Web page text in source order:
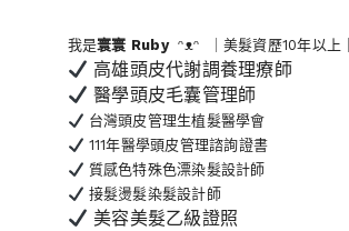
我是寰寰 Rubyᵔᴥᵔ ｜美髮資歷10年以上｜
高雄頭皮代謝調養理療師
醫學頭皮毛囊管理師
台灣頭皮管理生植髮醫學會
111年醫學頭皮管理諮詢證書
質感色特殊色漂染髮設計師
接髮燙髮染髮設計師
美容美髮乙級證照